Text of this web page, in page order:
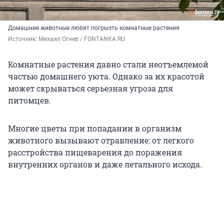
Домашние животные любят погрызть комнатные растения
Источник: Михаил Огнев / FONTANKA.RU
Комнатные растения давно стали неотъемлемой
частью домашнего уюта. Однако за их красотой
может скрываться серьезная угроза для
питомцев.
Многие цветы при попадании в организм
животного вызывают отравление: от легкого
расстройства пищеварения до поражения
внутренних органов и даже летального исхода.